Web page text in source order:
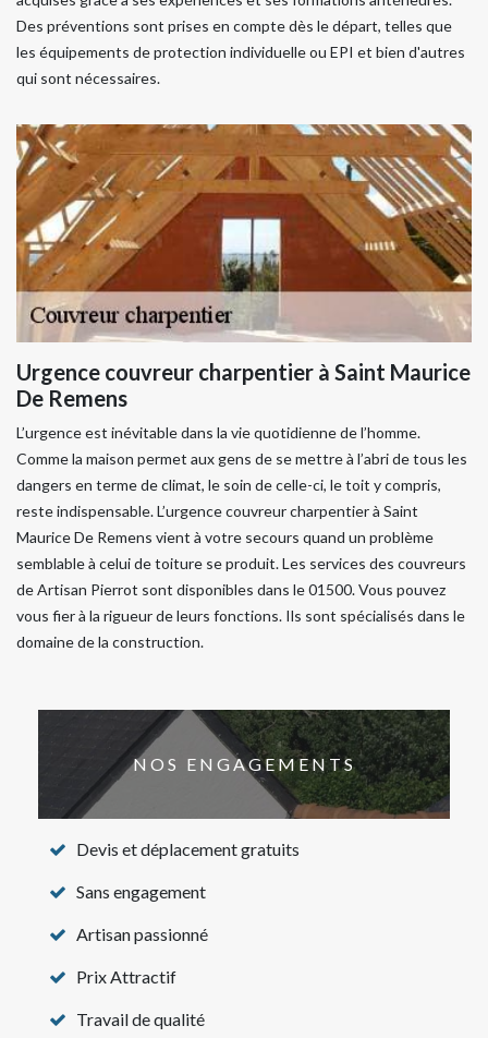
Des préventions sont prises en compte dès le départ, telles que
les équipements de protection individuelle ou EPI et bien d'autres
qui sont nécessaires.
Urgence couvreur charpentier à Saint Maurice
De Remens
L’urgence est inévitable dans la vie quotidienne de l’homme.
Comme la maison permet aux gens de se mettre à l’abri de tous les
dangers en terme de climat, le soin de celle-ci, le toit y compris,
reste indispensable. L’urgence couvreur charpentier à Saint
Maurice De Remens vient à votre secours quand un problème
semblable à celui de toiture se produit. Les services des couvreurs
de Artisan Pierrot sont disponibles dans le 01500. Vous pouvez
vous fier à la rigueur de leurs fonctions. Ils sont spécialisés dans le
domaine de la construction.
NOS ENGAGEMENTS
Devis et déplacement gratuits
Sans engagement
Artisan passionné
Prix Attractif
Travail de qualité